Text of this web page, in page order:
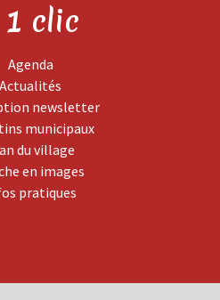
1 clic
Agenda
Actualités
newsletter
municipaux
du village
en images
pratiques